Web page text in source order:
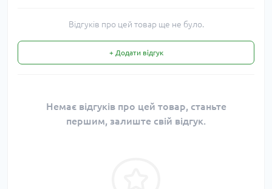
Відгуків про цей товар ще не було.
+ Додати відгук
Немає відгуків про цей товар, станьте
першим, залиште свій відгук.